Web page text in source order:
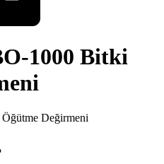
1000 Bitki